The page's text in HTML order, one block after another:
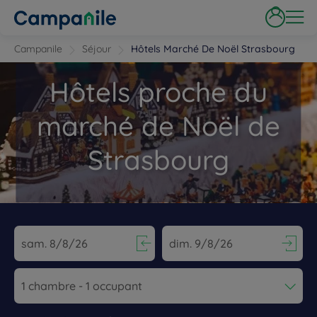
Campanile Séjour Hôtels Marché De Noël Strasbourg
Hôtels proche du
marché de Noël de
Strasbourg
Navigate forward to interact with the calendar and select a
Navigate backward to interact